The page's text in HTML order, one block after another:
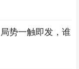
势一触即发，谁